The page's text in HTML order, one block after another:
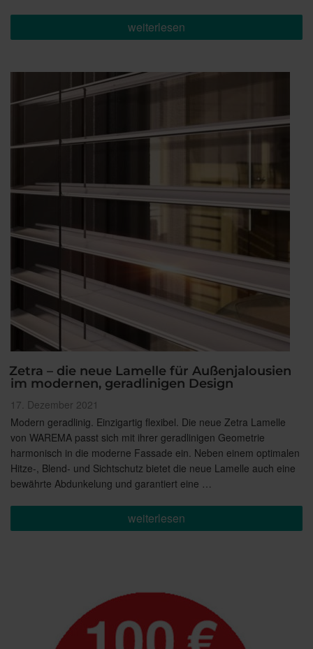
„Das
ganze
einer
App“
weiterlesen
Zetra – die neue Lamelle für Außenjalousien
im modernen, geradlinigen Design
Veröffentlicht
am
17. Dezember 2021
Modern geradlinig. Einzigartig flexibel. Die neue Zetra Lamelle
von WAREMA passt sich mit ihrer geradlinigen Geometrie
harmonisch in die moderne Fassade ein. Neben einem optimalen
Hitze-, Blend- und Sichtschutz bietet die neue Lamelle auch eine
bewährte Abdunkelung und garantiert eine …
„Zetra
–
im
geradlinigen
Design“
weiterlesen